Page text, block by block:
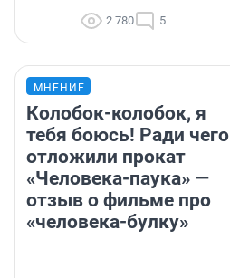
2 780 5
МНЕНИЕ
Колобок-колобок, я
тебя боюсь! Ради чего
отложили прокат
«Человека-паука» —
отзыв о фильме про
«человека-булку»